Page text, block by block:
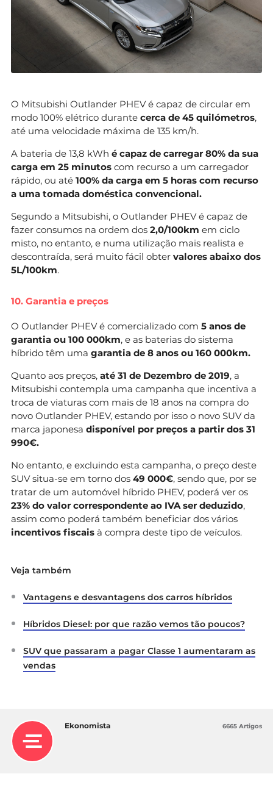
O Mitsubishi Outlander PHEV é capaz de circular em
modo 100% elétrico durante cerca de 45 quilómetros,
até uma velocidade máxima de 135 km/h.
A bateria de 13,8 kWh é capaz de carregar 80% da sua
carga em 25 minutos com recurso a um carregador
rápido, ou até 100% da carga em 5 horas com recurso
a uma tomada doméstica convencional.
Segundo a Mitsubishi, o Outlander PHEV é capaz de
fazer consumos na ordem dos 2,0/100km em ciclo
misto, no entanto, e numa utilização mais realista e
descontraída, será muito fácil obter valores abaixo dos
5L/100km.
10. Garantia e preços
O Outlander PHEV é comercializado com 5 anos de
garantia ou 100 000km, e as baterias do sistema
híbrido têm uma garantia de 8 anos ou 160 000km.
Quanto aos preços, até 31 de Dezembro de 2019, a
Mitsubishi contempla uma campanha que incentiva a
troca de viaturas com mais de 18 anos na compra do
novo Outlander PHEV, estando por isso o novo SUV da
marca japonesa disponível por preços a partir dos 31
990€.
No entanto, e excluindo esta campanha, o preço deste
SUV situa-se em torno dos 49 000€, sendo que, por se
tratar de um automóvel híbrido PHEV, poderá ver os
23% do valor correspondente ao IVA ser deduzido,
assim como poderá também beneficiar dos vários
incentivos fiscais à compra deste tipo de veículos.
Veja também
Vantagens e desvantagens dos carros híbridos
Híbridos Diesel: por que razão vemos tão poucos?
SUV que passaram a pagar Classe 1 aumentaram as
vendas
Ekonomista 6665 Artigos